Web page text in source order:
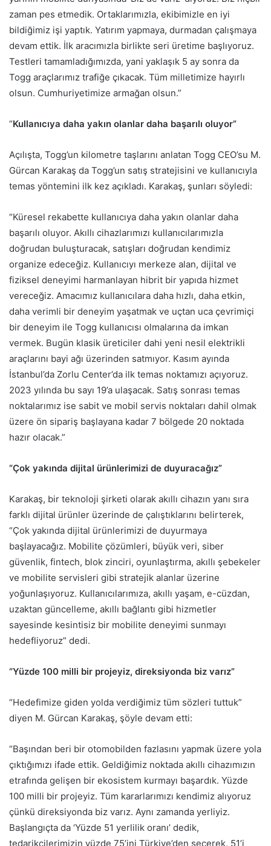
zaman pes etmedik. Ortaklarımızla, ekibimizle en iyi
bildiğimiz işi yaptık. Yatırım yapmaya, durmadan çalışmaya
devam ettik. İlk aracımızla birlikte seri üretime başlıyoruz.
Testleri tamamladığımızda, yani yaklaşık 5 ay sonra da
Togg araçlarımız trafiğe çıkacak. Tüm milletimize hayırlı
olsun. Cumhuriyetimize armağan olsun.”
“Kullanıcıya daha yakın olanlar daha başarılı oluyor”
Açılışta, Togg’un kilometre taşlarını anlatan Togg CEO’su M.
Gürcan Karakaş da Togg’un satış stratejisini ve kullanıcıyla
temas yöntemini ilk kez açıkladı. Karakaş, şunları söyledi:
“Küresel rekabette kullanıcıya daha yakın olanlar daha
başarılı oluyor. Akıllı cihazlarımızı kullanıcılarımızla
doğrudan buluşturacak, satışları doğrudan kendimiz
organize edeceğiz. Kullanıcıyı merkeze alan, dijital ve
fiziksel deneyimi harmanlayan hibrit bir yapıda hizmet
vereceğiz. Amacımız kullanıcılara daha hızlı, daha etkin,
daha verimli bir deneyim yaşatmak ve uçtan uca çevrimiçi
bir deneyim ile Togg kullanıcısı olmalarına da imkan
vermek. Bugün klasik üreticiler dahi yeni nesil elektrikli
araçlarını bayi ağı üzerinden satmıyor. Kasım ayında
İstanbul’da Zorlu Center’da ilk temas noktamızı açıyoruz.
2023 yılında bu sayı 19’a ulaşacak. Satış sonrası temas
noktalarımız ise sabit ve mobil servis noktaları dahil olmak
üzere ön sipariş başlayana kadar 7 bölgede 20 noktada
hazır olacak.”
“Çok yakında dijital ürünlerimizi de duyuracağız”
Karakaş, bir teknoloji şirketi olarak akıllı cihazın yanı sıra
farklı dijital ürünler üzerinde de çalıştıklarını belirterek,
“Çok yakında dijital ürünlerimizi de duyurmaya
başlayacağız. Mobilite çözümleri, büyük veri, siber
güvenlik, fintech, blok zinciri, oyunlaştırma, akıllı şebekeler
ve mobilite servisleri gibi stratejik alanlar üzerine
yoğunlaşıyoruz. Kullanıcılarımıza, akıllı yaşam, e-cüzdan,
uzaktan güncelleme, akıllı bağlantı gibi hizmetler
sayesinde kesintisiz bir mobilite deneyimi sunmayı
hedefliyoruz” dedi.
“Yüzde 100 milli bir projeyiz, direksiyonda biz varız”
“Hedefimize giden yolda verdiğimiz tüm sözleri tuttuk”
diyen M. Gürcan Karakaş, şöyle devam etti:
“Başından beri bir otomobilden fazlasını yapmak üzere yola
çıktığımızı ifade ettik. Geldiğimiz noktada akıllı cihazımızın
etrafında gelişen bir ekosistem kurmayı başardık. Yüzde
100 milli bir projeyiz. Tüm kararlarımızı kendimiz alıyoruz
çünkü direksiyonda biz varız. Aynı zamanda yerliyiz.
Başlangıçta da ‘Yüzde 51 yerlilik oranı’ dedik,
tedarikçilerimizin yüzde 75’ini Türkiye’den seçerek, 51’i